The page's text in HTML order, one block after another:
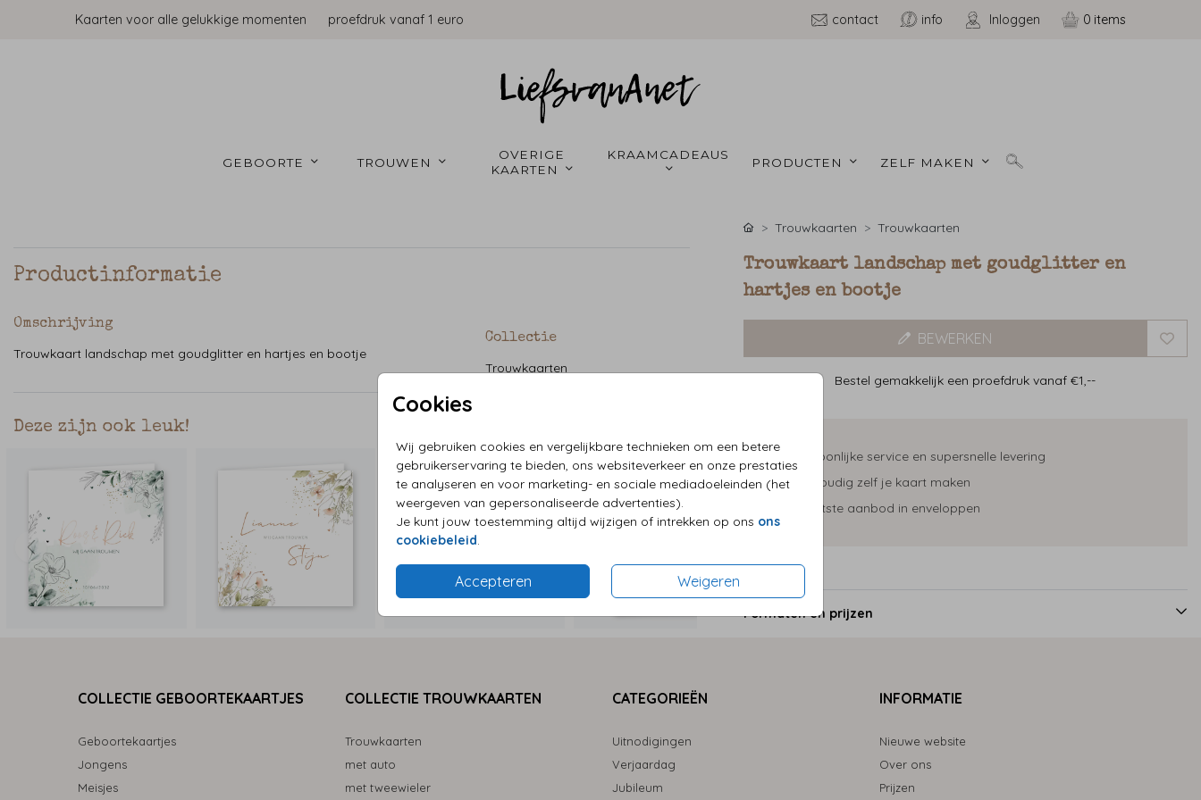
Kaarten voor alle gelukkige momenten proefdruk vanaf 1 euro contact info Inloggen 0
GEBOORTE TROUWEN
OVERIGE
KAARTEN
PRODUCTEN ZELF MAKEN
Cookies
Wij gebruiken cookies en vergelijkbare technieken om een betere
gebruikerservaring te bieden, ons websiteverkeer en onze prestaties
te analyseren en voor marketing- en sociale mediadoeleinden (het
weergeven van gepersonaliseerde advertenties).
Je kunt jouw toestemming altijd wijzigen of intrekken op ons ons
cookiebeleid.
Accepteren Weigeren
Productinformatie
Omschrijving
Trouwkaart landschap met goudglitter en hartjes en bootje
Collectie
Trouwkaarten
Deze zijn ook leuk!
Trouwkaarten Trouwkaarten
Trouwkaart landschap met goudglitter en
hartjes en bootje
BEWERKEN
Bestel gemakkelijk een proefdruk vanaf €1,--
Persoonlijke service en supersnelle levering
Eenvoudig zelf je kaart maken
Grootste aanbod in enveloppen
Formaten en prijzen
COLLECTIE GEBOORTEKAARTJES
Geboortekaartjes
Jongens
Meisjes
COLLECTIE TROUWKAARTEN
Trouwkaarten
met auto
met tweewieler
CATEGORIEËN
Uitnodigingen
Verjaardag
Jubileum
INFORMATIE
Nieuwe website
Over ons
Prijzen